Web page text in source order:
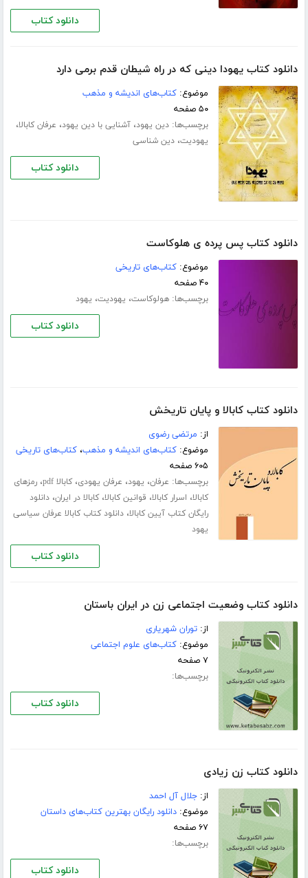
دانلود کتاب
دانلود کتاب یهودا دینی که در راه شیطان قدم برمی دارد
موضوع:کتاب‌های اندیشه و مذهب
۵۰ صفحه
برچسب‌ها:دین یهود،آشنایی با دین یهود، عرفان کابالا،
یهودیت،دین شناسی
دانلود کتاب
دانلود کتاب پس پرده ی هلوکاست
موضوع:کتاب‌های تاریخی
۴۰ صفحه
برچسب‌ها:هولوکاست، یهودیت، یهود
دانلود کتاب
دانلود کتاب کابالا و پایان تاریخش
از: مرتضی رضوی
موضوع:کتاب‌های اندیشه و مذهب،کتاب‌های تاریخی
۶۰۵ صفحه
برچسب‌ها: عرفان، یهود، عرفان یهودی،کابالا pdf ،رمزهای
کابالا، اسرار کابالا، قوانین کابالا،کابالا در ایران،دانلود
رایگان کتاب آیین کابالا،دانلود کتاب کابالا عرفان سیاسی
یهود
دانلود کتاب
دانلود کتاب وضعیت اجتماعی زن در ایران باستان
از:توران شهریاری
موضوع:کتاب‌های علوم اجتماعی
۷ صفحه
برچسب‌ها:
دانلود کتاب
دانلود کتاب زن زیادی
از:جلال آل احمد
موضوع:دانلود رایگان بهترین کتاب‌های داستان
۶۷ صفحه
برچسب‌ها:
دانلود کتاب